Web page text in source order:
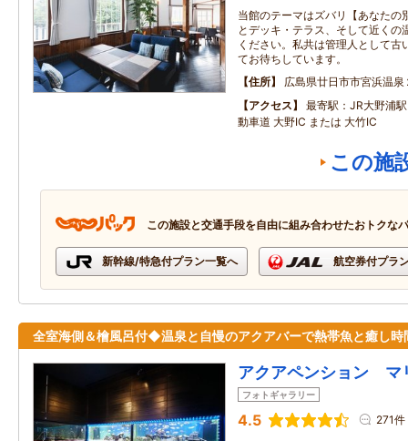
当館のテーマはズバリ【あなた
とデッキ・テラス、そして近くの
ください。私共は管理人として古
てお待ちしています。
住所
広島県廿日市市宮浜温
アクセス
最寄駅：JR大野浦
動車道 大野IC または 大竹IC
この施
この施設と交通手段を自由に組み合わせたおトクな
新幹線/特急付プラン一覧へ 航空券付プラ
全室海側＆檜風呂付◆温泉と自慢のアクアバーで熱帯魚と癒し時
アクアペンション マ
フォトギャラリー
4.5 271件